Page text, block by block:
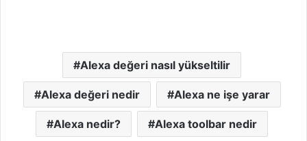
Alexa değeri nasıl yükseltilir
Alexa değeri nedir Alexa ne işe yarar
Alexa nedir? Alexa toolbar nedir